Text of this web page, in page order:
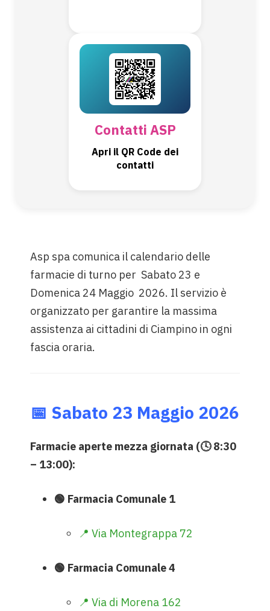
Contatti ASP
Apri il QR Code dei
contatti
Asp spa comunica il calendario delle
farmacie di turno per Sabato 23 e
Domenica 24 Maggio 2026. Il servizio è
organizzato per garantire la massima
assistenza ai cittadini di Ciampino in ogni
fascia oraria.
📅 Sabato 23 Maggio 2026
Farmacie aperte mezza giornata (🕓 8:30
– 13:00):
🟢 Farmacia Comunale 1
📍 Via Montegrappa 72
🟢 Farmacia Comunale 4
📍 Via di Morena 162